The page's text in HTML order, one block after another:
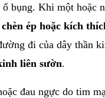
bụng. Khi một hoặc
ép hoặc kích
đi của dây thần
liên sườn.
đau ngực do tim